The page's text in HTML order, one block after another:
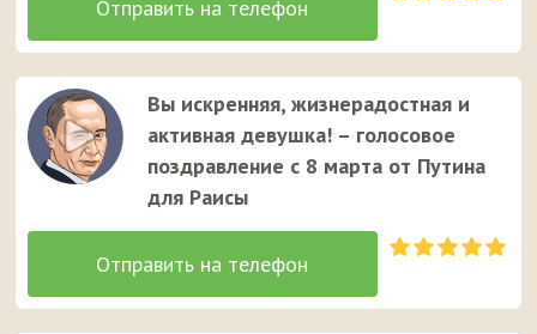
Вы искренняя, жизнерадостная и
активная девушка! – голосовое
поздравление с 8 марта от Путина
для Раисы